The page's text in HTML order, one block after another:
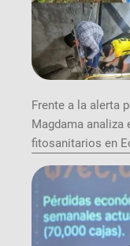
Frente a la alerta
Magdama
fitosanitarios en